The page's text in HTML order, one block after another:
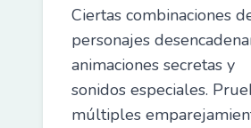
Ciertas combinaciones
personajes
animaciones secretas y
sonidos especiales.
múltiples